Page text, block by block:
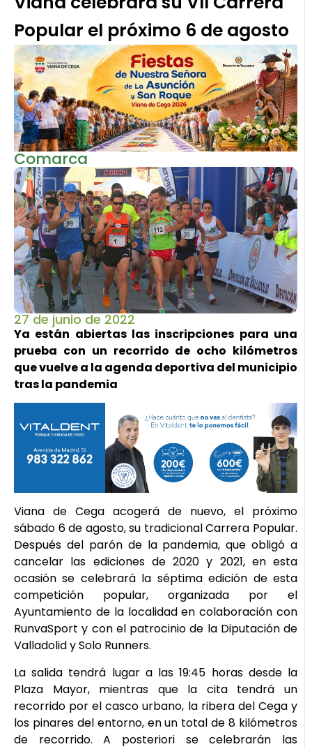
Popular el próximo 6 de agosto
Comarca
27 de junio de 2022
Ya están abiertas las inscripciones para una
prueba con un recorrido de ocho kilómetros
que vuelve a la agenda deportiva del municipio
tras la pandemia
Viana de Cega acogerá de nuevo, el próximo
sábado 6 de agosto, su tradicional Carrera Popular.
Después del parón de la pandemia, que obligó a
cancelar las ediciones de 2020 y 2021, en esta
ocasión se celebrará la séptima edición de esta
competición popular, organizada por el
Ayuntamiento de la localidad en colaboración con
RunvaSport y con el patrocinio de la Diputación de
Valladolid y Solo Runners.
La salida tendrá lugar a las 19:45 horas desde la
Plaza Mayor, mientras que la cita tendrá un
recorrido por el casco urbano, la ribera del Cega y
los pinares del entorno, en un total de 8 kilómetros
de recorrido. A posteriori se celebrarán las